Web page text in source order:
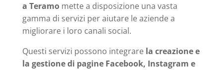
a Teramomette a disposizione una vasta
gamma di servizi per aiutare le aziende a
migliorare i loro canali social.
Questi servizi possono integrare la creazione e
la gestione di pagine Facebook, Instagram e